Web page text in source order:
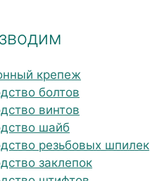
крепеж
болтов
винтов
шайб
резьбовых шпилек
заклепок